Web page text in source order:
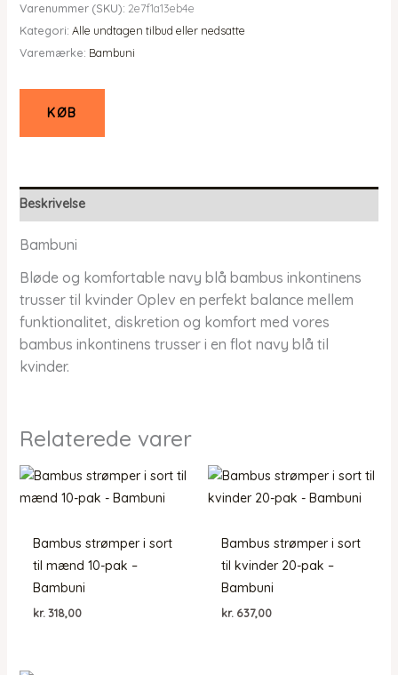
Varenummer (SKU): 2e7f1a13eb4e
Kategori: Alle undtagen tilbud eller nedsatte
Varemærke: Bambuni
KØB
Beskrivelse
Bambuni
Bløde og komfortable navy blå bambus inkontinens
trusser til kvinder Oplev en perfekt balance mellem
funktionalitet, diskretion og komfort med vores
bambus inkontinens trusser i en flot navy blå til
kvinder.
Relaterede varer
Bambus strømper i sort
til mænd 10-pak –
Bambuni
kr.318,00
Bambus strømper i sort
til kvinder 20-pak –
Bambuni
kr. 637,00